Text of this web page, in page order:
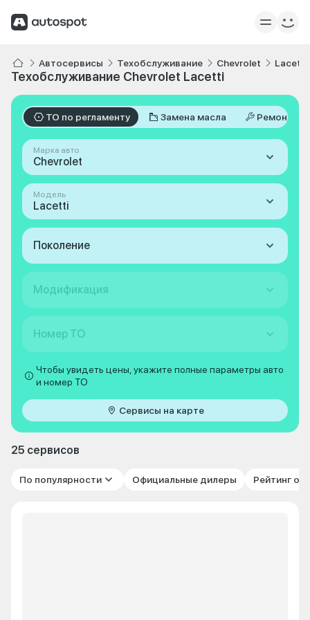
Автосервисы Техобслуживание Chevrolet Lacetti
Техобслуживание Chevrolet Lacetti
ТО по регламенту Замена масла Ремонт
Марка авто
Chevrolet
Модель
Lacetti
Поколение
Модификация
Номер ТО
Чтобы увидеть цены, укажите полные параметры авто
и номер ТО
Сервисы на карте
25 сервисов
По популярности Официальные дилеры Рейтинг